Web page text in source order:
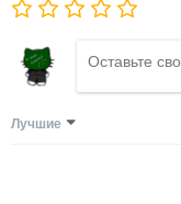
Лучшие